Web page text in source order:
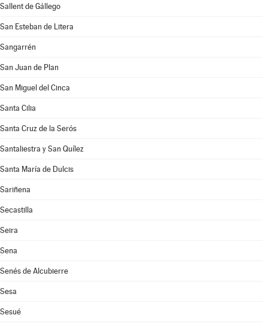
Sallent de Gállego
San Esteban de Litera
Sangarrén
San Juan de Plan
San Miguel del Cinca
Santa Cilia
Santa Cruz de la Serós
Santaliestra y San Quílez
Santa María de Dulcis
Sariñena
Secastilla
Seira
Sena
Senés de Alcubierre
Sesa
Sesué